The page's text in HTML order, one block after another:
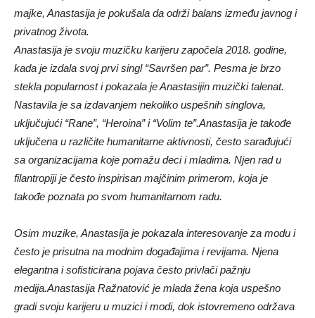
majke, Anastasija je pokušala da održi balans između javnog i
privatnog života.
Anastasija je svoju muzičku karijeru započela 2018. godine,
kada je izdala svoj prvi singl “Savršen par”. Pesma je brzo
stekla popularnost i pokazala je Anastasijin muzički talenat.
Nastavila je sa izdavanjem nekoliko uspešnih singlova,
uključujući “Rane”, “Heroina” i “Volim te”.Anastasija je takođe
uključena u različite humanitarne aktivnosti, često sarađujući
sa organizacijama koje pomažu deci i mladima. Njen rad u
filantropiji je često inspirisan majčinim primerom, koja je
takođe poznata po svom humanitarnom radu.
Osim muzike, Anastasija je pokazala interesovanje za modu i
često je prisutna na modnim događajima i revijama. Njena
elegantna i sofisticirana pojava često privlači pažnju
medija.Anastasija Ražnatović je mlada žena koja uspešno
gradi svoju karijeru u muzici i modi, dok istovremeno održava